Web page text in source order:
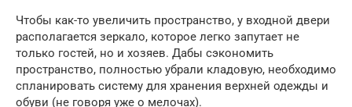
Чтобы как-то увеличить пространство, у входной двери
располагается зеркало, которое легко запутает не
только гостей, но и хозяев. Дабы сэкономить
пространство, полностью убрали кладовую, необходимо
спланировать систему для хранения верхней одежды и
обуви (не говоря уже о мелочах).